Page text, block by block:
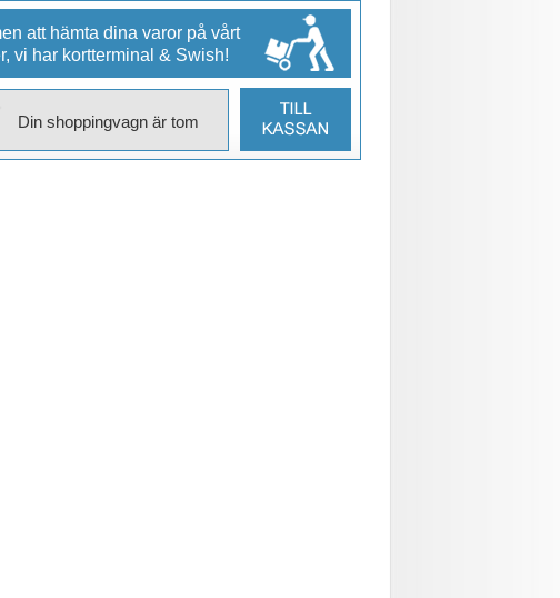
att hämta dina varor på vårt
vi har kortterminal & Swish!
Din shoppingvagn är tom